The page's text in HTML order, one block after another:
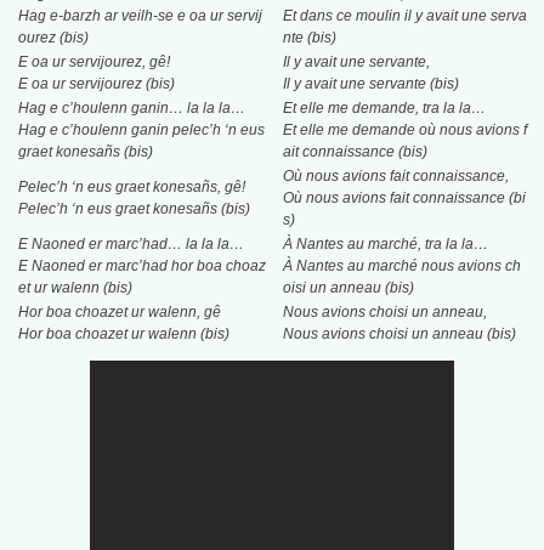
Hag e-barzh ar veilh-se e oa ur servij
ourez (bis)
Et dans ce moulin il y avait une serva
nte (bis)
E oa ur servijourez, gê!
E oa ur servijourez (bis)
Il y avait une servante,
Il y avait une servante (bis)
Hag e c’houlenn ganin… la la la…
Hag e c’houlenn ganin pelec’h ‘n eus
graet konesañs (bis)
Et elle me demande, tra la la…
Et elle me demande où nous avions f
ait connaissance (bis)
Pelec’h ‘n eus graet konesañs, gê!
Pelec’h ‘n eus graet konesañs (bis)
Où nous avions fait connaissance,
Où nous avions fait connaissance (bi
s)
E Naoned er marc’had… la la la…
E Naoned er marc’had hor boa choaz
et ur walenn (bis)
À Nantes au marché, tra la la…
À Nantes au marché nous avions ch
oisi un anneau (bis)
Hor boa choazet ur walenn, gê
Hor boa choazet ur walenn (bis)
Nous avions choisi un anneau,
Nous avions choisi un anneau (bis)